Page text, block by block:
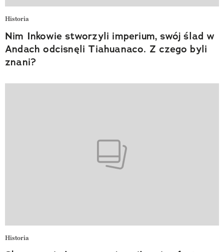
Historia
Nim Inkowie stworzyli imperium, swój ślad w
Andach odcisnęli Tiahuanaco. Z czego byli
znani?
Historia